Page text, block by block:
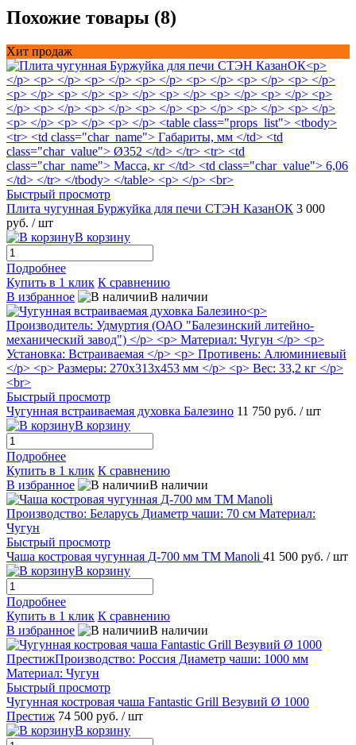
Похожие товары (8)
Хит продаж
Быстрый просмотр
Плита чугунная Буржуйка для печи СТЭН КазанОК 3 000
руб. / шт
В корзину
Подробнее
Купить в 1 клик К сравнению
В избранное
В наличии
Быстрый просмотр
Чугунная встраиваемая духовка Балезино 11 750 руб. / шт
В корзину
Подробнее
Купить в 1 клик К сравнению
В избранное
В наличии
Быстрый просмотр
Чаша костровая чугунная Д-700 мм ТМ Manoli 41 500 руб. / шт
В корзину
Подробнее
Купить в 1 клик К сравнению
В избранное
В наличии
Быстрый просмотр
Чугунная костровая чаша Fantastic Grill Везувий Ø 1000
Престиж 74 500 руб. / шт
В корзину